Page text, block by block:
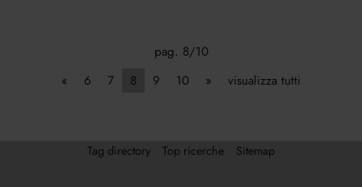
pag. 8/10
«
6 7 8 9 10 » visualizza tutti
Tag directory Top ricerche Sitemap